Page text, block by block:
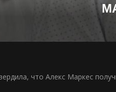
что Алекс Маркес